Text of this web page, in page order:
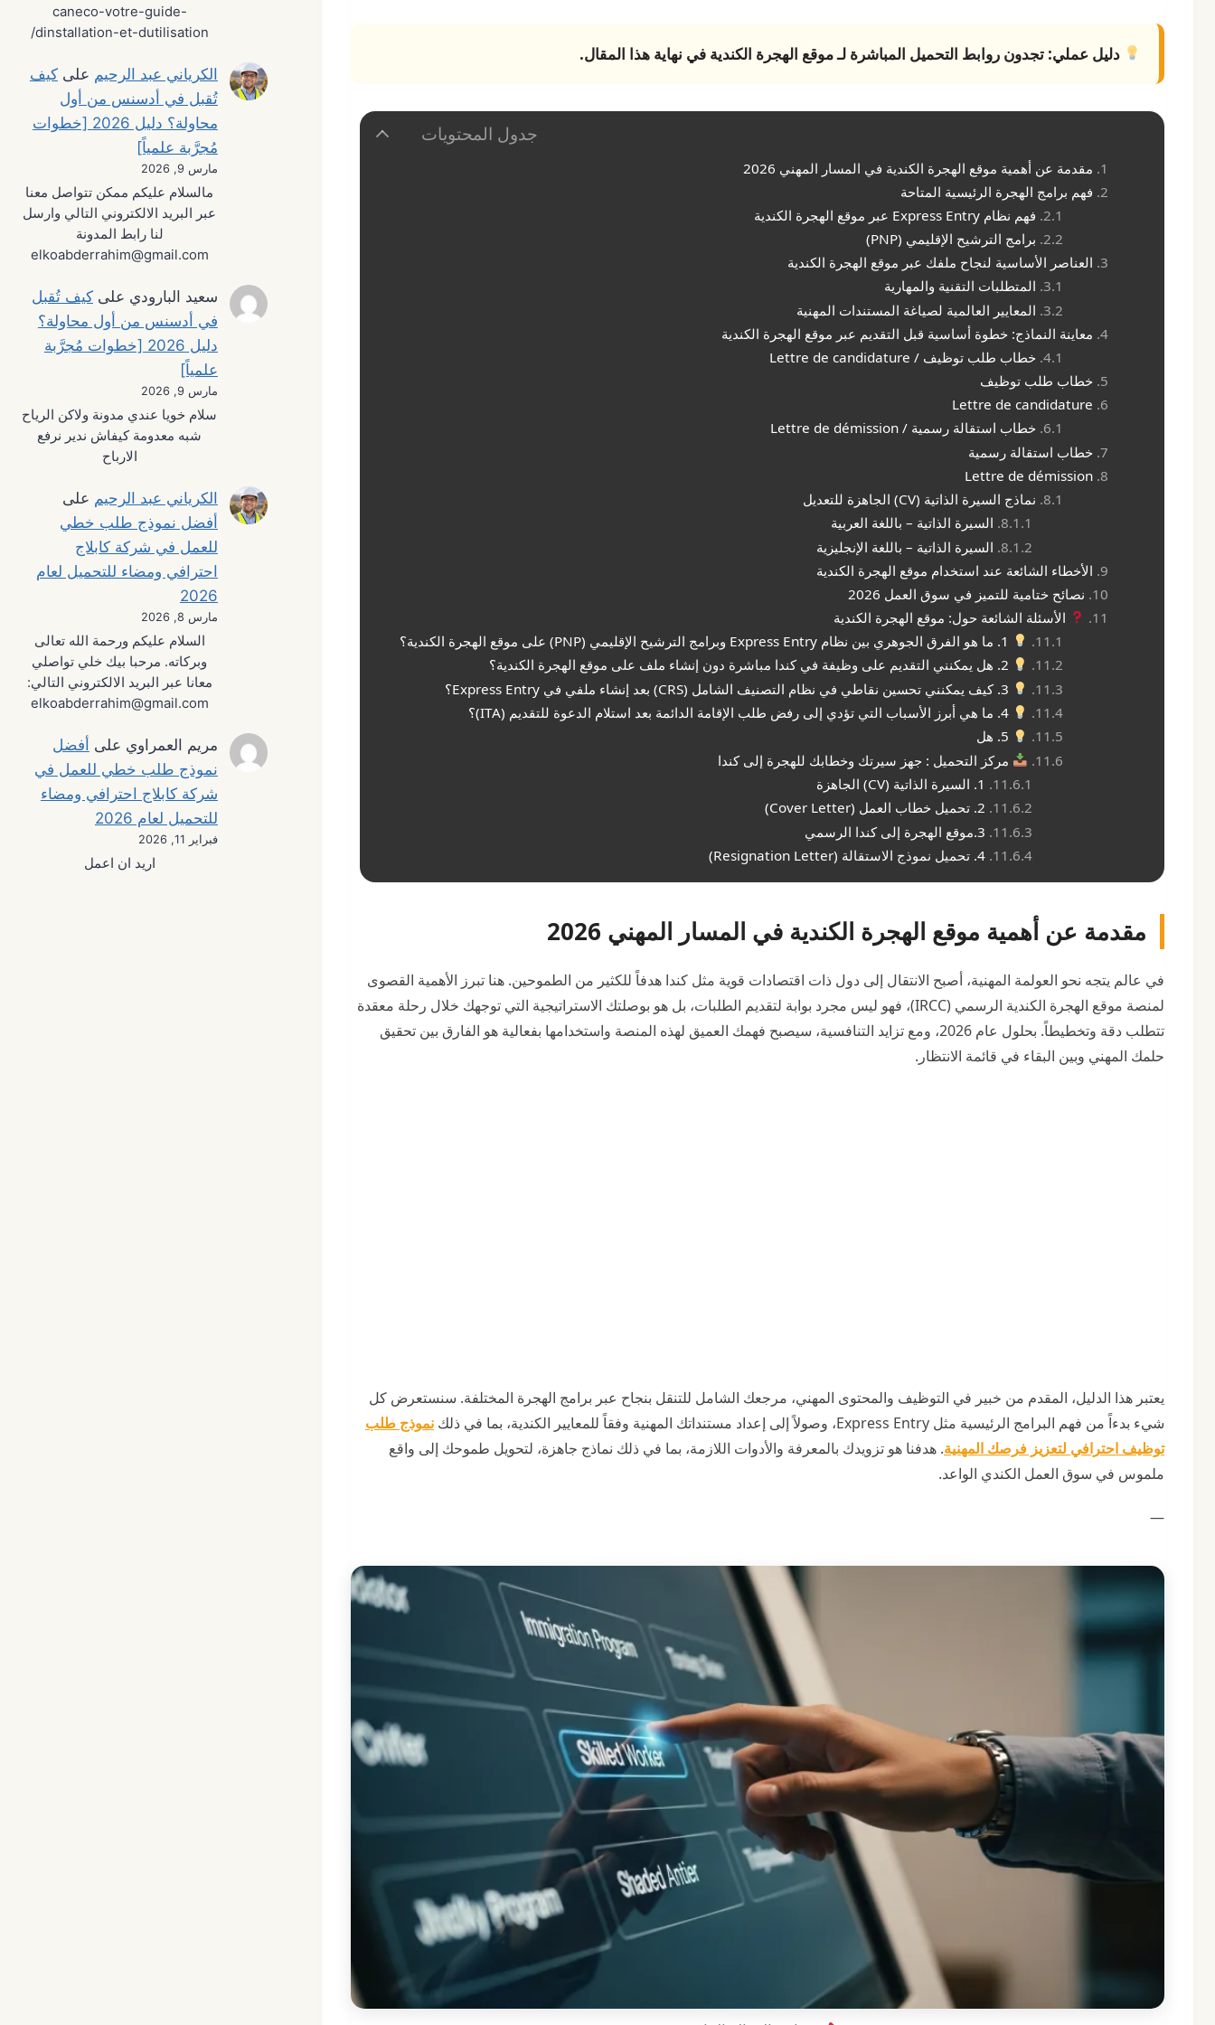
دليل عملي: تجدون روابط التحميل المباشرة لـموقع الهجرة الكندية في نهاية هذا المقال.
جدول المحتويات
مقدمة عن أهمية موقع الهجرة الكندية في المسار المهني 2026
فهم برامج الهجرة الرئيسية المتاحة
فهم نظام Express Entry عبر موقع الهجرة الكندية
برامج الترشيح الإقليمي (PNP)
العناصر الأساسية لنجاح ملفك عبر موقع الهجرة الكندية
المتطلبات التقنية والمهارية
المعايير العالمية لصياغة المستندات المهنية
معاينة النماذج: خطوة أساسية قبل التقديم عبر موقع الهجرة الكندية
خطاب طلب توظيف / Lettre de candidature
خطاب طلب توظيف
Lettre de candidature
خطاب استقالة رسمية / Lettre de démission
خطاب استقالة رسمية
Lettre de démission
نماذج السيرة الذاتية (CV) الجاهزة للتعديل
السيرة الذاتية – باللغة العربية
السيرة الذاتية – باللغة الإنجليزية
الأخطاء الشائعة عند استخدام موقع الهجرة الكندية
نصائح ختامية للتميز في سوق العمل 2026
الأسئلة الشائعة حول: موقع الهجرة الكندية
4. ما هي أبرز الأسباب التي تؤدي إلى رفض طلب الإقامة الدائمة بعد استلام الدعوة للتقديم (ITA)؟
مركز التحميل : جهز سيرتك وخطابك للهجرة إلى كندا
1. السيرة الذاتية (CV) الجاهزة
2. تحميل خطاب العمل (Cover Letter)
3.موقع الهجرة إلى كندا الرسمي
4. تحميل نموذج الاستقالة (Resignation Letter)
مقدمة عن أهمية موقع الهجرة الكندية في المسار المهني 2026
في عالم يتجه نحو العولمة المهنية، أصبح الانتقال إلى دول ذات اقتصادات قوية مثل كندا هدفاً للكثير من الطموحين. هنا تبرز الأهمية القصوى
لمنصة موقع الهجرة الكندية الرسمي (IRCC)، فهو ليس مجرد بوابة لتقديم الطلبات، بل هو بوصلتك الاستراتيجية التي توجهك خلال رحلة معقدة
تتطلب دقة وتخطيطاً. بحلول عام 2026، ومع تزايد التنافسية، سيصبح فهمك العميق لهذه المنصة واستخدامها بفعالية هو الفارق بين تحقيق
حلمك المهني وبين البقاء في قائمة الانتظار.
يعتبر هذا الدليل، المقدم من خبير في التوظيف والمحتوى المهني، مرجعك الشامل للتنقل بنجاح عبر برامج الهجرة المختلفة. سنستعرض كل
شيء بدءاً من فهم البرامج الرئيسية مثل Express Entry، وصولاً إلى إعداد مستنداتك المهنية وفقاً للمعايير الكندية، بما في ذلك
نموذج طلب
توظيف احترافي لتعزيز فرصك المهنية. هدفنا هو تزويدك بالمعرفة والأدوات اللازمة، بما في ذلك نماذج جاهزة، لتحويل طموحك إلى واقع
ملموس في سوق العمل الكندي الواعد.
—
caneco-votre-guide-
dinstallation-et-dutilisation/
الكرياني عبد الرحيم علىكيف
تُقبل في أدسنس من أول
محاولة؟ دليل 2026 [خطوات
مُجرَّبة علمياً]
مارس 9, 2026
مالسلام عليكم ممكن تتواصل معنا
عبر البريد الالكتروني التالي وارسل
لنا رابط المدونة
elkoabderrahim@gmail.com
سعيد البارودي علىكيف تُقبل
في أدسنس من أول محاولة؟
دليل 2026 [خطوات مُجرَّبة
علمياً]
مارس 9, 2026
سلام خويا عندي مدونة ولاكن الرياح
شبه معدومة كيفاش ندير نرفع
الارباح
الكرياني عبد الرحيم على
أفضل نموذج طلب خطي
للعمل في شركة كابلاج
احترافي ومضاء للتحميل لعام
2026
مارس 8, 2026
السلام عليكم ورحمة الله تعالى
وبركاته. مرحبا بيك خلي تواصلي
معانا عبر البريد الالكتروني التالي:
elkoabderrahim@gmail.com
مريم العمراوي على أفضل
نموذج طلب خطي للعمل في
شركة كابلاج احترافي ومضاء
للتحميل لعام 2026
فبراير 11, 2026
اريد ان اعمل